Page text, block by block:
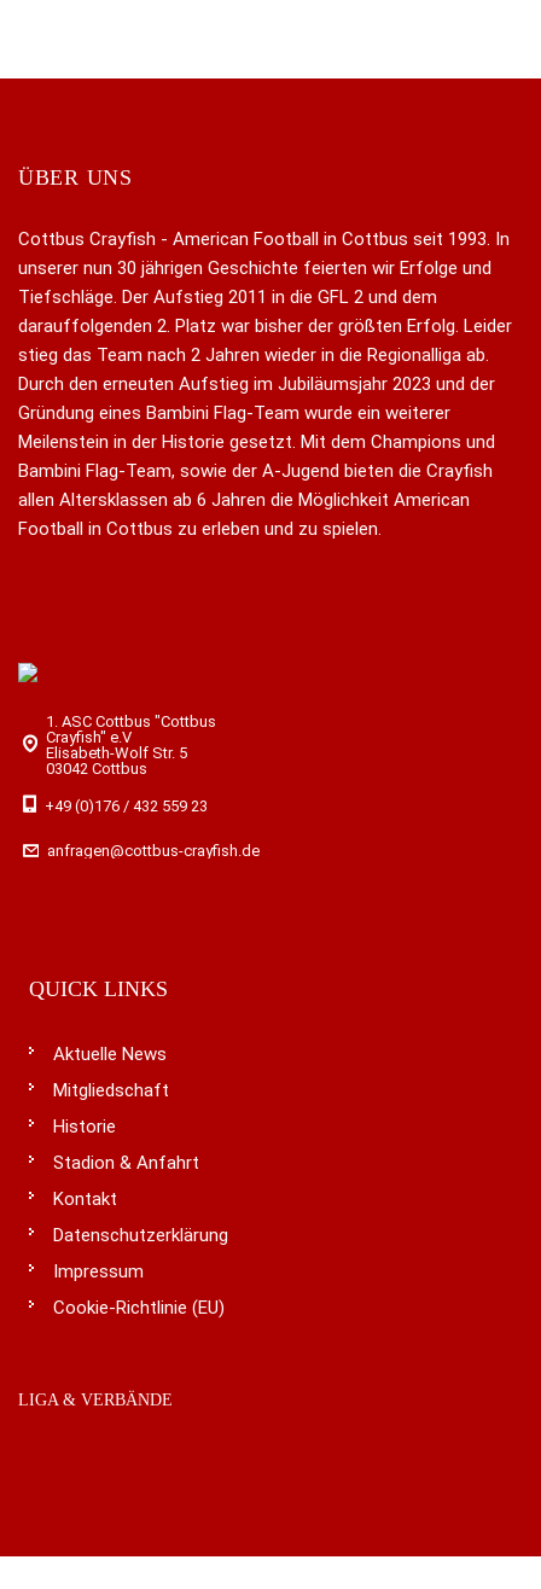
ÜBER UNS
Cottbus Crayfish - American Football in Cottbus seit 1993. In
unserer nun 30 jährigen Geschichte feierten wir Erfolge und
Tiefschläge. Der Aufstieg 2011 in die GFL 2 und dem
darauffolgenden 2. Platz war bisher der größten Erfolg. Leider
stieg das Team nach 2 Jahren wieder in die Regionalliga ab.
Durch den erneuten Aufstieg im Jubiläumsjahr 2023 und der
Gründung eines Bambini Flag-Team wurde ein weiterer
Meilenstein in der Historie gesetzt. Mit dem Champions und
Bambini Flag-Team, sowie der A-Jugend bieten die Crayfish
allen Altersklassen ab 6 Jahren die Möglichkeit American
Football in Cottbus zu erleben und zu spielen.
1. ASC Cottbus "Cottbus
Crayfish" e.V
Elisabeth-Wolf Str. 5
03042 Cottbus
+49 (0)176 / 432 559 23
anfragen@cottbus-crayfish.de
QUICK LINKS
Aktuelle News
Mitgliedschaft
Historie
Stadion & Anfahrt
Kontakt
Datenschutzerklärung
Impressum
Cookie-Richtlinie (EU)
LIGA & VERBÄNDE